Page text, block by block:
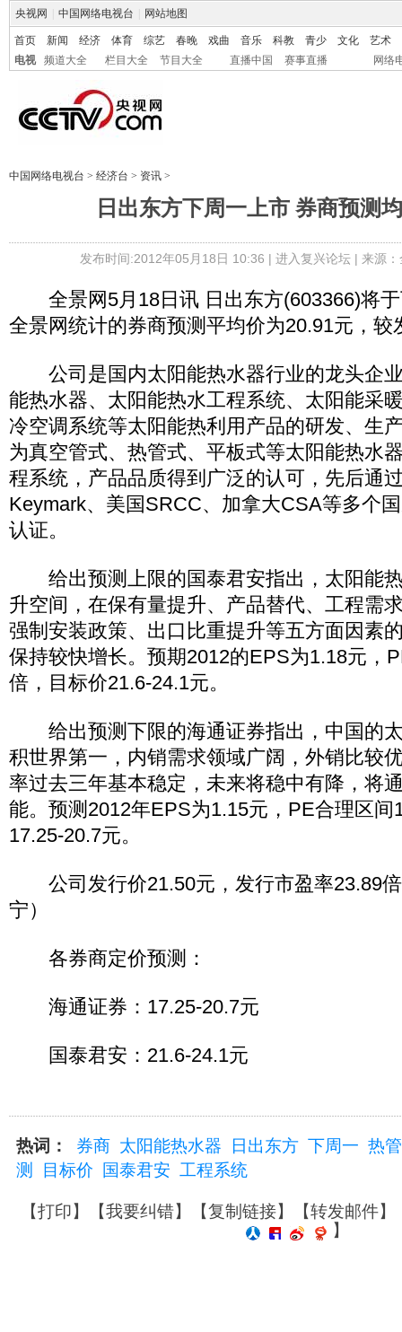
央视网 中国网络电视台 网站地图
首页 新闻 经济 体育 综艺 春晚 戏曲 音乐 科教 青少 文化
艺术
电视
频道大全 栏目大全 节目大全 直播中国 赛事直播 网络
中国网络电视台 > 经济台 > 资讯 >
日出东方下周一上市 券商预测
发布时间:2012年05月18日 10:36 | 进入复兴论坛| 来源
全景网5月18日讯 日出东方(603366)将于
全景网统计的券商预测平均价为20.91元，较
公司是国内太阳能热水器行业的龙头企
能热水器、太阳能热水工程系统、太阳能采
冷空调系统等太阳能热利用产品的研发、生
为真空管式、热管式、平板式等太阳能热水
程系统，产品品质得到广泛的认可，先后通
Keymark、美国SRCC、加拿大CSA等多个
认证。
给出预测上限的国泰君安指出，太阳能
升空间，在保有量提升、产品替代、工程需
强制安装政策、出口比重提升等五方面因素
保持较快增长。预期2012的EPS为1.18元，
倍，目标价21.6-24.1元。
给出预测下限的海通证券指出，中国的
积世界第一，内销需求领域广阔，外销比较
率过去三年基本稳定，未来将稳中有降，将
能。预测2012年EPS为1.15元，PE合理区间
17.25-20.7元。
公司发行价21.50元，发行市盈率23.89倍
宁）
各券商定价预测：
海通证券：17.25-20.7元
国泰君安：21.6-24.1元
热词： 券商 太阳能热水器 日出东方 下周一 热
测
目标价 国泰君安 工程系统
【打印】【我要纠错】【复制链接】【转发邮件】
】